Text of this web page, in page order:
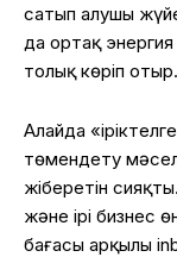
сатып алушы
да ортақ энергия
толық көріп отыр.
Алайда
төмендету
жіберетін
және ірі бизнес
бағасы арқылы